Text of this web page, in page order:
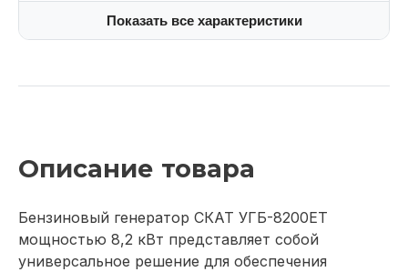
Показать все характеристики
Описание товара
Бензиновый генератор СКАТ УГБ-8200ЕT
мощностью 8,2 кВт представляет собой
универсальное решение для обеспечения